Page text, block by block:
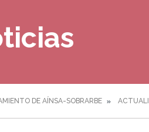
DE AÍNSA-SOBRARBE